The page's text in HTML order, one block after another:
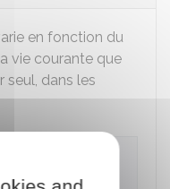
en fonction du
vie courante que
dans les
Montant de la